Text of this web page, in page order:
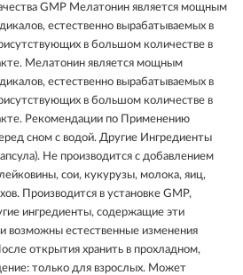
GMP Мелатонин является мощным
естественно вырабатываемых в
в большом количестве в
Мелатонин является мощным
естественно вырабатываемых в
в большом количестве в
Рекомендации по Применению
сном с водой. Другие Ингредиенты
Не производится с добавлением
сои, кукурузы, молока, яиц,
Производится в установке GMP,
ингредиенты, содержащие эти
возможны естественные изменения
открытия хранить в прохладном,
только для взрослых. Может